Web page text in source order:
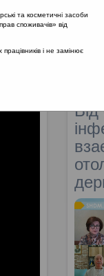
та
та косметичні засоби
споживачів» від
і не замінює